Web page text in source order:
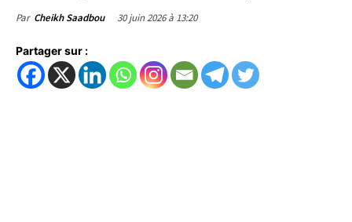
Par Cheikh Saadbou 30 juin 2026 à 13:20
Partager sur :